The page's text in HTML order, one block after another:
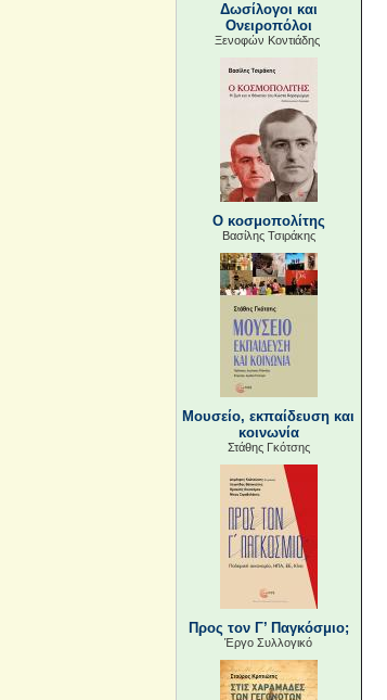
Δωσίλογοι και
Ονειροπόλοι
Ξενοφών Κοντιάδης
Ο κοσμοπολίτης
Βασίλης Τσιράκης
Μουσείο, εκπαίδευση και
κοινωνία
Στάθης Γκότσης
Προς τον Γ’ Παγκόσμιο;
Έργο Συλλογικό